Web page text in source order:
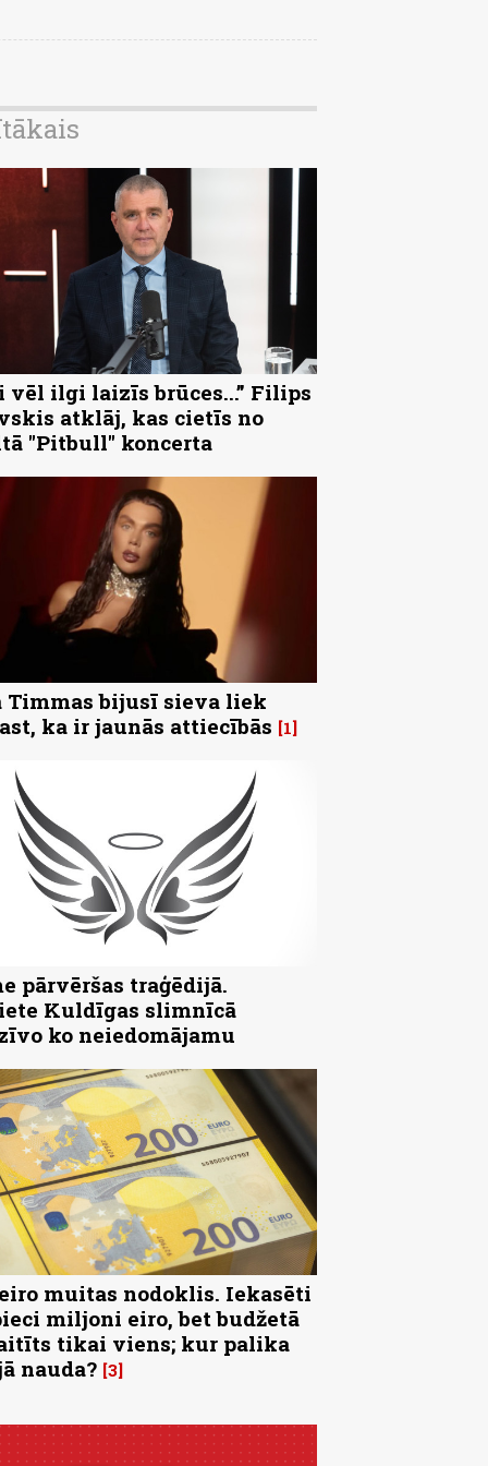
vēl ilgi laizīs brūces...” Filips
atklāj, kas cietīs no
"Pitbull" koncerta
Timmas bijusī sieva liek
ka ir jaunās attiecībās 1
pārvēršas traģēdijā.
Kuldīgas slimnīcā
ko neiedomājamu
muitas nodoklis. Iekasēti
miljoni eiro, bet budžetā
tikai viens; kur palika
nauda? 3